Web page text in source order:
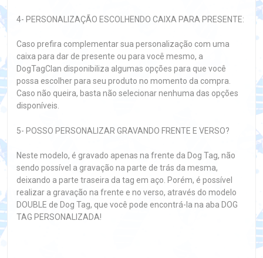
4- PERSONALIZAÇÃO ESCOLHENDO CAIXA PARA PRESENTE:
Caso prefira complementar sua personalização com uma
caixa para dar de presente ou para você mesmo, a
DogTagClan disponibiliza algumas opções para que você
possa escolher para seu produto no momento da compra.
Caso não queira, basta não selecionar nenhuma das opções
disponíveis.
5- POSSO PERSONALIZAR GRAVANDO FRENTE E VERSO?
Neste modelo, é gravado apenas na frente da Dog Tag, não
sendo possível a gravação na parte de trás da mesma,
deixando a parte traseira da tag em aço. Porém, é possível
realizar a gravação na frente e no verso, através do modelo
DOUBLE de Dog Tag, que você pode encontrá-la na aba DOG
TAG PERSONALIZADA!